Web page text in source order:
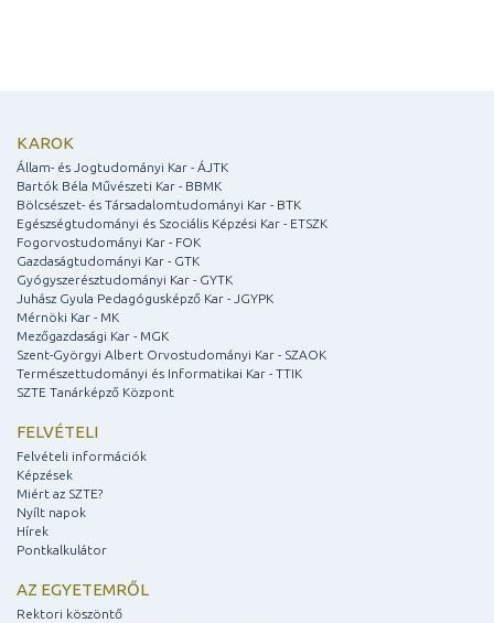
KAROK
Állam- és Jogtudományi Kar - ÁJTK
Bartók Béla Művészeti Kar - BBMK
Bölcsészet- és Társadalomtudományi Kar - BTK
Egészségtudományi és Szociális Képzési Kar - ETSZK
Fogorvostudományi Kar - FOK
Gazdaságtudományi Kar - GTK
Gyógyszerésztudományi Kar - GYTK
Juhász Gyula Pedagógusképző Kar - JGYPK
Mérnöki Kar - MK
Mezőgazdasági Kar - MGK
Szent-Györgyi Albert Orvostudományi Kar - SZAOK
Természettudományi és Informatikai Kar - TTIK
SZTE Tanárképző Központ
FELVÉTELI
Felvételi információk
Képzések
Miért az SZTE?
Nyílt napok
Hírek
Pontkalkulátor
AZ EGYETEMRŐL
Rektori köszöntő